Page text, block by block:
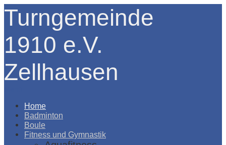
Turngemeinde
1910 e.V.
Zellhausen
Home
Badminton
Boule
Fitness und Gymnastik